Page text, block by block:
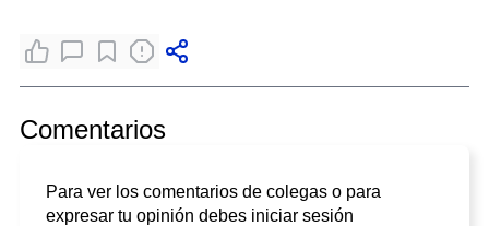
Comentarios
Para ver los comentarios de colegas o para
expresar tu opinión debes iniciar sesión